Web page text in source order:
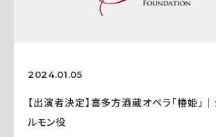
2024.01.05
【出演者決定】喜多方酒蔵オペラ「椿姫」｜
ルモン役